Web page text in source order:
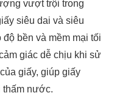
vượt trội trong
siêu dai và siêu
bền và mềm mại tối
giác dễ chịu khi sử
giấy, giúp giấy
thấm nước.